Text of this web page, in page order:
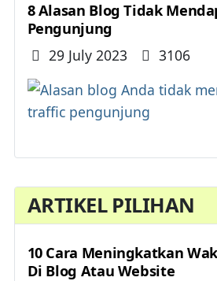
ARTIKEL PILIHAN
10 Cara Meningkatkan
Di Blog Atau Website
8 Alasan Blog Tidak
Pengunjung
Details
29 July 2023 3106